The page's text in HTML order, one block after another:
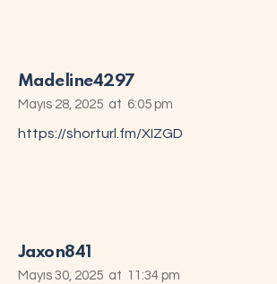
Madeline4297
Mayıs 28, 2025 at 6:05 pm
https://shorturl.fm/XIZGD
Jaxon841
Mayıs 30, 2025 at 11:34 pm